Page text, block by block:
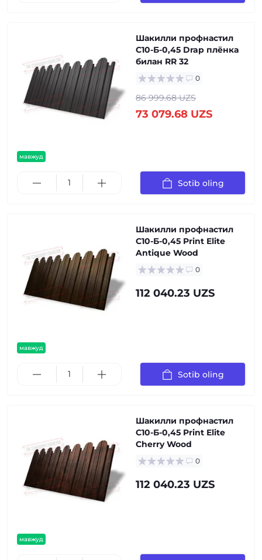
мавжуд
Шакилли профнастил
С10-Б-0,45 Drap плёнка
билан RR 32
0
86 999.68 UZS
73 079.68 UZS
Sotib oling
мавжуд
Шакилли профнастил
С10-Б-0,45 Print Elite
Antique Wood
0
112 040.23 UZS
Sotib oling
мавжуд
Шакилли профнастил
С10-Б-0,45 Print Elite
Cherry Wood
0
112 040.23 UZS